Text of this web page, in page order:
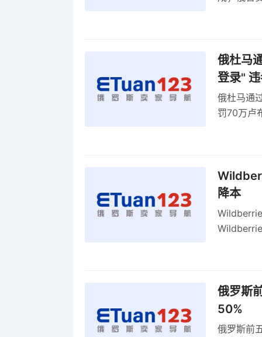
俄杜马
登录"
俄杜马通
罚70万卢
降本
俄罗斯
50%
俄罗斯前